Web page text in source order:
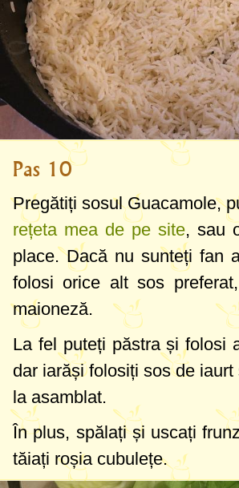
Pas 10
Pregătiți sosul Guacamole,
rețeta mea de pe site, sau
place. Dacă nu sunteți fan
folosi orice alt sos
maioneză.
La fel puteți păstra și folosi
dar iarăși folosiți sos de
la asamblat.
În plus, spălați și uscați
tăiați roșia cubulețe.